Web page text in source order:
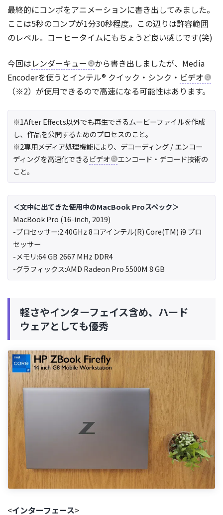
最終的にコンポをアニメーションに書き出してみました。
ここは5秒のコンプが1分30秒程度。この辺りは許容範囲
のレベル。コーヒータイムにもちょうど良い感じです(笑)
今回はレンダーキュー
から書き出しましたが、Media
Encoderを使うとインテル® クイック・シンク・ ビデオ
（※2）が使用できるので高速になる可能性はあります。
※1After Effects以外でも再生できるムービーファイルを作成
し、作品を公開するためのプロセスのこと。
※2専用メディア処理機能により、デコーディング / エンコー
ディングを高速化できるビデオ
エンコード・デコード技術の
こと。
＜文中に出てきた使用中のMacBook Proスペック＞
MacBook Pro (16-inch, 2019)
-プロセッサー:2.40GHz 8コアインテル(R) Core(TM) i9 プロ
セッサー
-メモリ:64 GB 2667 MHz DDR4
-グラフィックス:AMD Radeon Pro 5500M 8 GB
軽さやインターフェイス含め、ハード
ウェアとしても優秀
<インターフェース>